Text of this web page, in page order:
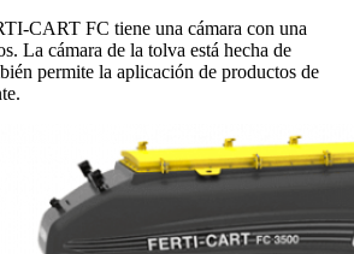
CART FC tiene una cámara con una
La cámara de la tolva está hecha de
permite la aplicación de productos de